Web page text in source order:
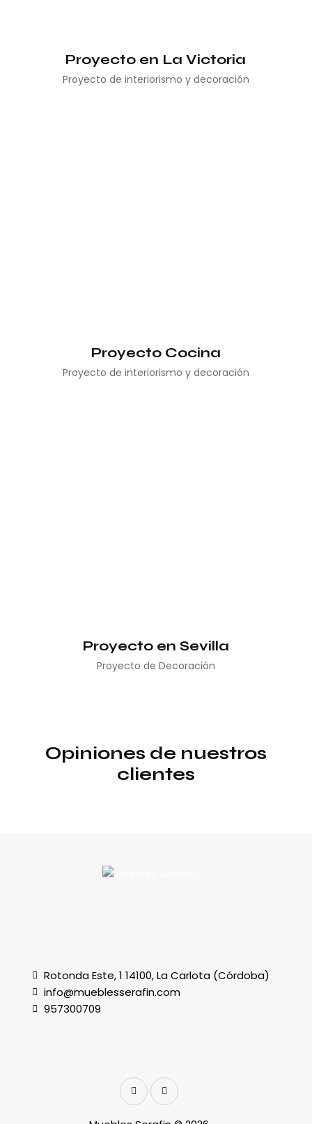
Proyecto en La Victoria
Proyecto de interiorismo y decoración
Proyecto Cocina
Proyecto de interiorismo y decoración
Proyecto en Sevilla
Proyecto de Decoración
Opiniones de nuestros
clientes
Rotonda Este, 1 14100, La Carlota (Córdoba)
info@mueblesserafin.com
957300709